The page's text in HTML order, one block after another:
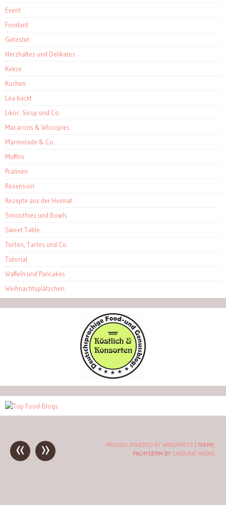
Event
Fondant
Getestet
Herzhaftes und Delikates
Kekse
Kuchen
Lea backt
Likör, Sirup und Co.
Macarons & Whoopies
Marmelade & Co.
Muffins
Pralinen
Rezension
Rezepte aus der Heimat
Smoothies und Bowls
Sweet Table
Torten, Tartes und Co.
Tutorial
Waffeln und Pancakes
Weihnachtsplätzchen
Post
navigation
« » PROUDLY POWERED BY WORDPRESS
THEME:
PACHYDERM BY CAROLINE MOORE